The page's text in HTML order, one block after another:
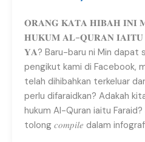
𝐎𝐑𝐀𝐍𝐆 𝐊𝐀𝐓𝐀 𝐇𝐈𝐁𝐀𝐇 𝐈𝐍𝐈
𝐇𝐔𝐊𝐔𝐌 𝐀𝐋-𝐐𝐔𝐑𝐀𝐍 𝐈𝐀𝐈𝐓𝐔
𝐘𝐀? Baru-baru ni Min dapat
pengikut kami di Facebook,
telah dihibahkan terkeluar
perlu difaraidkan? Adakah
hukum Al-Quran iaitu
tolong 𝑐𝑜𝑚𝑝𝑖𝑙𝑒 dalam